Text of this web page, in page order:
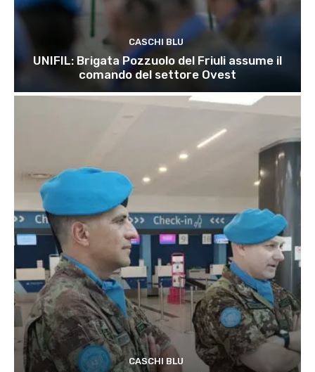
CASCHI BLU
UNIFIL: Brigata Pozzuolo del Friuli assume il
comando del settore Ovest
CASCHI BLU